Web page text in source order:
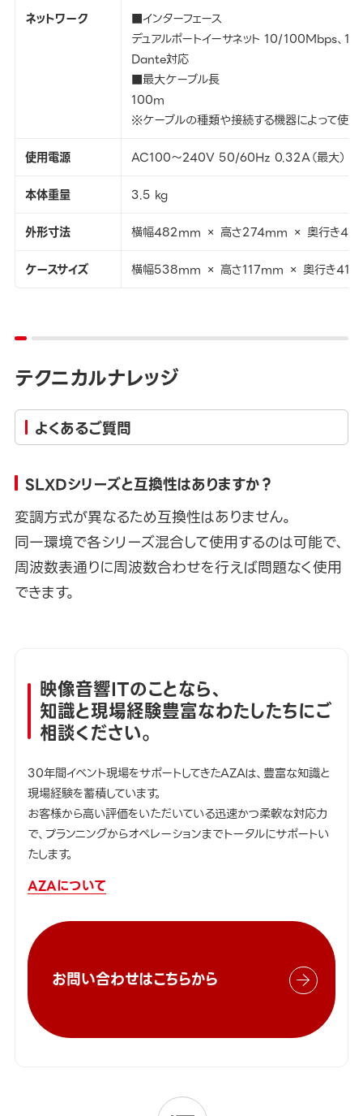
ネットワーク
■インターフェース
デュアルポートイーサネット 10/100Mbps、
Dante対応
■最大ケーブル長
100m
※ケーブルの種類や接続する機器によって使
使用電源
AC100～240V 50/60Hz 0.32A（最大）
本体重量
3.5 kg
外形寸法
横幅482mm × 高さ274mm × 奥行き
ケースサイズ
横幅538mm × 高さ117mm × 奥行き
テクニカルナレッジ
よくあるご質問
SLXDシリーズと互換性はありますか？
変調方式が異なるため互換性はありません。
同一環境で各シリーズ混合して使用するのは可能で、
周波数表通りに周波数合わせを行えば問題なく使用
できます。
映像音響ITのことなら、
知識と現場経験豊富なわたしたちにご
相談ください。
30年間イベント現場をサポートしてきたAZAは、豊富な知識と
現場経験を蓄積しています。
お客様から高い評価をいただいている迅速かつ柔軟な対応力
で、プランニングからオペレーションまでトータルにサポートい
たします。
AZAについて
お問い合わせはこちらから